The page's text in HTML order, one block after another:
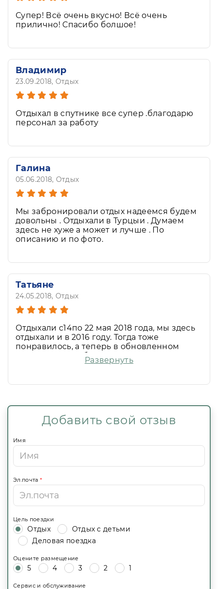
Супер! Всё очень вкусно! Всё очень
прилично! Спасибо болшое!
Владимир
23.09.2018, Отдых
Отдыхал в спутнике все супер .благодарю
персонал за работу
Галина
05.06.2018, Отдых
Мы забронировали отдых надеемся будем
довольны . Отдыхали в Турцыи . Думаем
здесь не хуже а может и лучше . По
описанию и по фото.
Татьяне
24.05.2018, Отдых
Отдыхали с14по 22 мая 2018 года, мы здесь
отдыхали и в 2016 году. Тогда тоже
понравилось, а теперь в обновленном
варианте и тем более, до этого отдыхали и
в Турции,и вЕгипте в пятерках, но здесь
отсутствие фанов в них, номера чистые и
Развернуть
Добавить свой отзыв
Имя
Эл.почта *
Цель поездки
Отдых
Отдых с детьми
Деловая поездка
Оцените размещение
5 4 3 2 1
Сервис и обслуживание